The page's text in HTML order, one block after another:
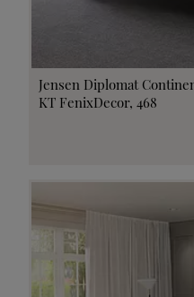
Jensen Diplomat
KT FenixDecor, 468